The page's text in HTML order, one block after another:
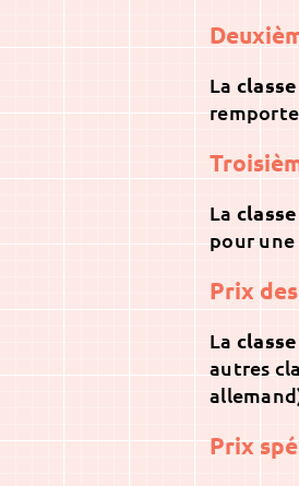
La
La
pour
Prix
La
autres
Prix